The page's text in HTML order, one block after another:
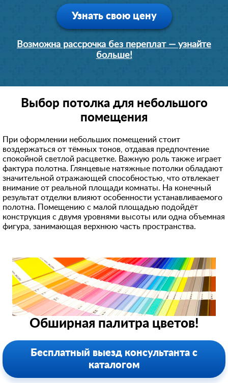
Узнать свою цену
Возможна рассрочка без переплат — узнайте
больше!
Выбор потолка для небольшого
помещения
При оформлении небольших помещений стоит
воздержаться от тёмных тонов, отдавая предпочтение
спокойной светлой расцветке. Важную роль также играет
фактура полотна. Глянцевые натяжные потолки обладают
значительной отражающей способностью, что отвлекает
внимание от реальной площади комнаты. На конечный
результат отделки влияют особенности устанавливаемого
полотна. Помещению с малой площадью подойдёт
конструкция с двумя уровнями высоты или одна объемная
фигура, занимающая верхнюю часть пространства.
Обширная палитра цветов!
Бесплатный выезд консультанта с
каталогом